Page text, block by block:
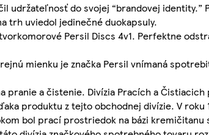
do svojej “brandovej identity.”
trh uviedol jedinečné duokapsuly.
Persil Discs 4v1. Perfektne
mienku je značka Persil vnímaná
a čistenie. Divízia Pracích a
produktu z tejto obchodnej divízie. V roku
bol prací prostriedok na bázi kremičitanu